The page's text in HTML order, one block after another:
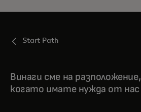
Start Path
Винаги сме на разположение,
когато имате нужда от нас